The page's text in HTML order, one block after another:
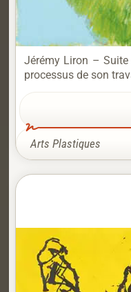
Jérémy Liron –
processus de son
Arts Plastiques